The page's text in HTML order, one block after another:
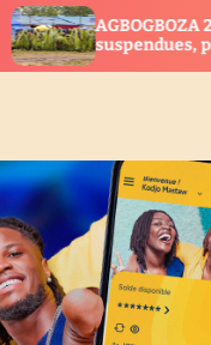
: Les festivités
au rituel sacré
les dernières